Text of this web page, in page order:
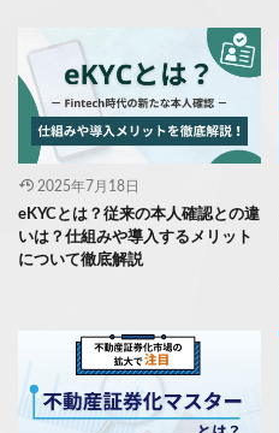
2025年7月18日
eKYCとは？従来の本人確認との違
いは？仕組みや導入するメリット
について徹底解説